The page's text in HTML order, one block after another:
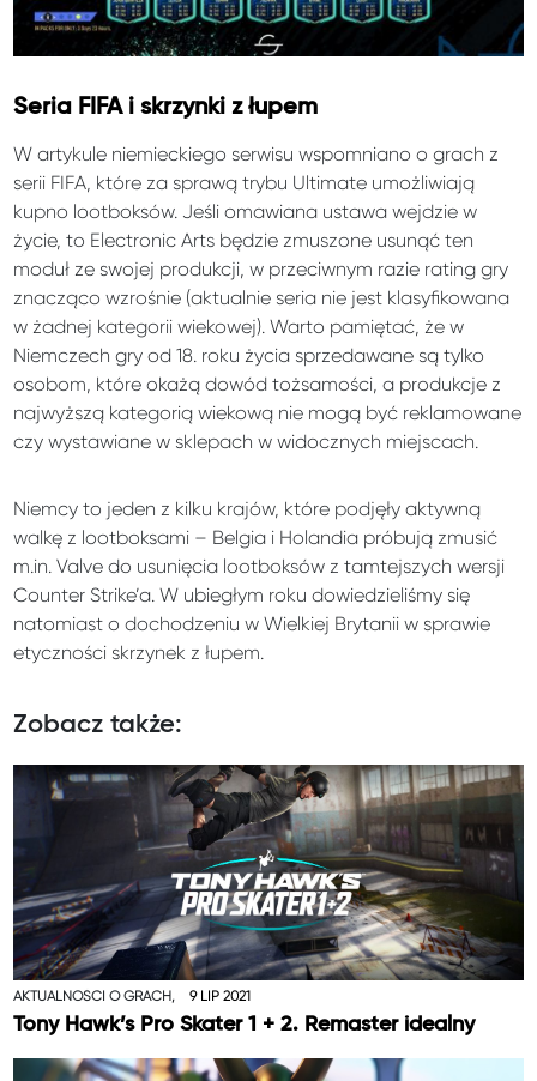
Seria FIFA i skrzynki z łupem
W artykule niemieckiego serwisu wspomniano o grach z
serii FIFA, które za sprawą trybu Ultimate umożliwiają
kupno lootboksów. Jeśli omawiana ustawa wejdzie w
życie, to Electronic Arts będzie zmuszone usunąć ten
moduł ze swojej produkcji, w przeciwnym razie rating gry
znacząco wzrośnie (aktualnie seria nie jest klasyfikowana
w żadnej kategorii wiekowej). Warto pamiętać, że w
Niemczech gry od 18. roku życia sprzedawane są tylko
osobom, które okażą dowód tożsamości, a produkcje z
najwyższą kategorią wiekową nie mogą być reklamowane
czy wystawiane w sklepach w widocznych miejscach.
Niemcy to jeden z kilku krajów, które podjęły aktywną
walkę z lootboksami – Belgia i Holandia próbują zmusić
m.in. Valve do usunięcia lootboksów z tamtejszych wersji
Counter Strike’a. W ubiegłym roku dowiedzieliśmy się
natomiast o dochodzeniu w Wielkiej Brytanii w sprawie
etyczności skrzynek z łupem.
Zobacz także:
AKTUALNOŚCI O GRACH, 9 LIP 2021
Tony Hawk’s Pro Skater 1 + 2. Remaster idealny